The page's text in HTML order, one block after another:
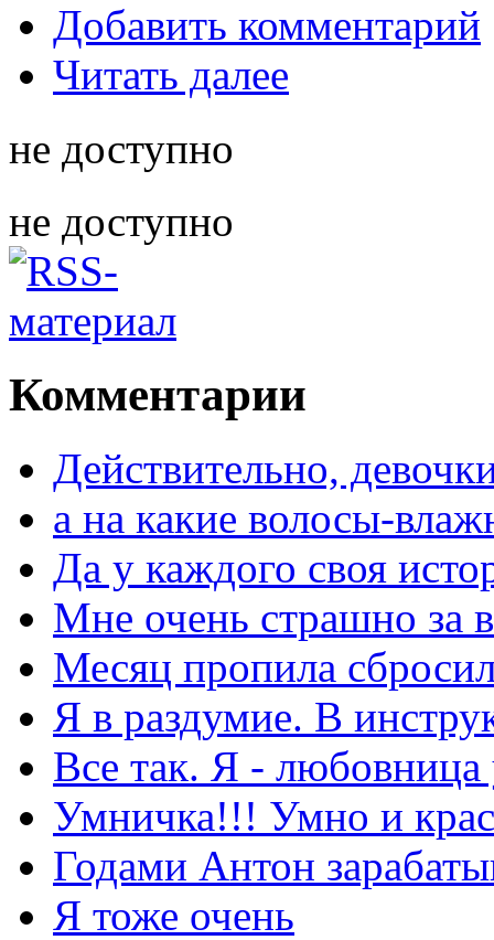
Добавить комментарий
Читать далее
не доступно
не доступно
Комментарии
Действительно,
а на какие волосы-
Да у каждого своя
Мне очень страшно за
Месяц пропила
Я в раздумие. В
Все так. Я - любовница
Умничка!!! Умно и
Годами Антон
Я тоже очень